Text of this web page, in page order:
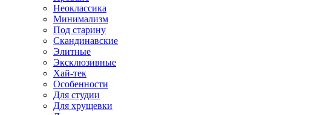
Неоклассика
Минимализм
Под старину
Скандинавские
Элитные
Эксклюзивные
Хай-тек
Особенности
Для студии
Для хрущевки